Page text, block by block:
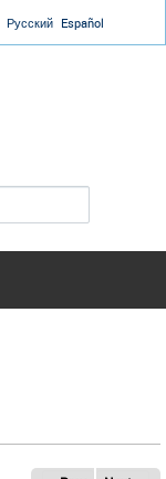
Русский Español